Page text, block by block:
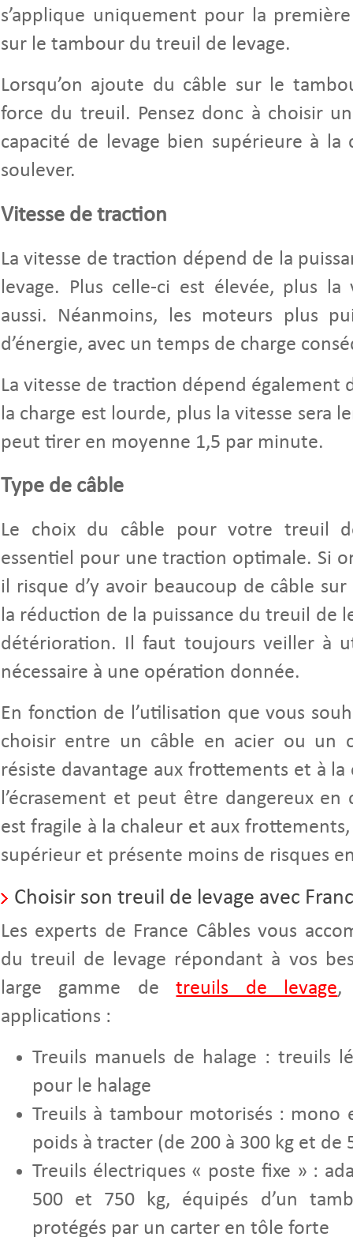
s’applique uniquement pour la
sur le tambour du treuil de levage.
Lorsqu’on ajoute du câble sur le
force du treuil. Pensez donc à choisir
capacité de levage bien supérieure à la
soulever.
Vitesse de traction
La vitesse de traction dépend de la
levage. Plus celle-ci est élevée, plus
aussi. Néanmoins, les moteurs plus
d’énergie, avec un temps de charge
La vitesse de traction dépend également
la charge est lourde, plus la vitesse sera
peut tirer en moyenne 1,5 par minute.
Type de câble
Le choix du câble pour votre treuil
essentiel pour une traction optimale. Si
il risque d’y avoir beaucoup de câble
la réduction de la puissance du treuil de
détérioration. Il faut toujours veiller à
nécessaire à une opération donnée.
En fonction de l’utilisation que vous
choisir entre un câble en acier ou un
résiste davantage aux frottements et à la
l’écrasement et peut être dangereux
est fragile à la chaleur et aux
supérieur et présente moins de risques
Choisir son treuil de levage avec
Les experts de France Câbles vous
du treuil de levage répondant à vos
large gamme detreuils de levage,
applications :
Treuils manuels de halage : treuils
pour le halage
Treuils à tambour motorisés : mono
poids à tracter (de 200 à 300 kg et de
Treuils électriques « poste fixe » :
500 et 750 kg, équipés d’un
protégés par un carter en tôle forte